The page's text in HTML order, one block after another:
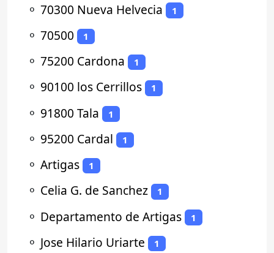
⚬ 70300 Nueva Helvecia 1
⚬ 70500 1
⚬ 75200 Cardona 1
⚬ 90100 los Cerrillos 1
⚬ 91800 Tala 1
⚬ 95200 Cardal 1
⚬ Artigas 1
⚬ Celia G. de Sanchez 1
⚬ Departamento de Artigas 1
⚬ Jose Hilario Uriarte 1